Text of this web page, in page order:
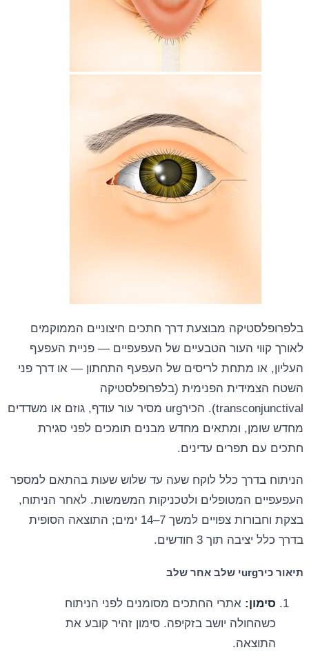
בלפרופלסטיקה מבוצעת דרך חתכים חיצוניים הממוקמים
לאורך קווי העור הטבעיים של העפעפיים — פניית העפעף
העליון, או מתחת לריסים של העפעף התחתון — או דרך פני
השטח הצמידית הפנימית (בלפרופלסטיקה
transconjunctival). הכירurg מסיר עור עודף, גוזם או משדדים
מחדש שומן, ומתאים מחדש מבנים תומכים לפני סגירת
חתכים עם תפרים עדינים.
הניתוח בדרך כלל לוקח שעה עד שלוש שעות בהתאם למספר
העפעפיים המטופלים ולטכניקות המשמשות. לאחר הניתוח,
בצקת וחבורות צפויים למשך 7–14 ימים; התוצאה הסופית
בדרך כלל יציבה תוך 3 חודשים.
תיאור כירurgי שלב אחר שלב
סימון: אתרי החתכים מסומנים לפני הניתוח
כשהחולה יושב בזקיפה. סימון זהיר קובע את
התוצאה.